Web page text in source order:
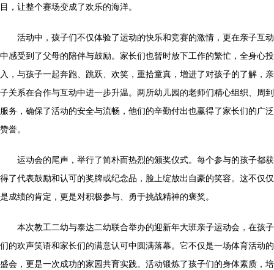
目，让整个赛场变成了欢乐的海洋。
活动中，孩子们不仅体验了运动的快乐和竞赛的激情，更在亲子互动
中感受到了父母的陪伴与鼓励。家长们也暂时放下工作的繁忙，全身心投
入，与孩子一起奔跑、跳跃、欢笑，重拾童真，增进了对孩子的了解，亲
子关系在合作与互动中进一步升温。两所幼儿园的老师们精心组织、周到
服务，确保了活动的安全与流畅，他们的辛勤付出也赢得了家长们的广泛
赞誉。
运动会的尾声，举行了简朴而热烈的颁奖仪式。每个参与的孩子都获
得了代表鼓励和认可的奖牌或纪念品，脸上绽放出自豪的笑容。这不仅仅
是成绩的肯定，更是对积极参与、勇于挑战精神的褒奖。
本次教工二幼与泰达二幼联合举办的迎新年大班亲子运动会，在孩子
们的欢声笑语和家长们的满意认可中圆满落幕。它不仅是一场体育活动的
盛会，更是一次成功的家园共育实践。活动锻炼了孩子们的身体素质，培